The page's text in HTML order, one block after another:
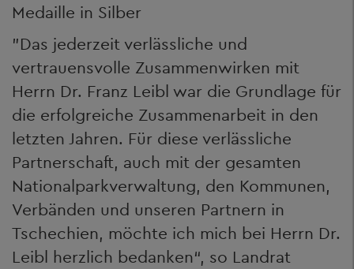
Medaille in Silber
"Das jederzeit verlässliche und
vertrauensvolle Zusammenwirken mit
Herrn Dr. Franz Leibl war die Grundlage für
die erfolgreiche Zusammenarbeit in den
letzten Jahren. Für diese verlässliche
Partnerschaft, auch mit der gesamten
Nationalparkverwaltung, den Kommunen,
Verbänden und unseren Partnern in
Tschechien, möchte ich mich bei Herrn Dr.
Leibl herzlich bedanken“, so Landrat